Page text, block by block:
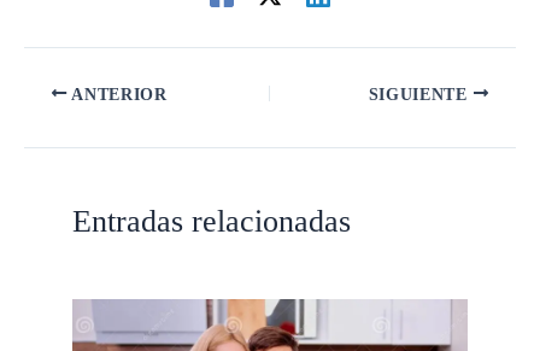
ANTERIOR SIGUIENTE
Entradas relacionadas